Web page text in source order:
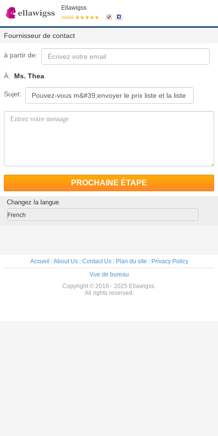
Ellawigss
Vérifié
Fournisseur de contact
à partir de:
À: Ms. Thea
Sujet:
PROCHAINE ÉTAPE
Changez la langue
French
Accueil About Us| Contact Us| Plan du site
Privacy Policy
Vue de bureau
Copyright © 2016 - 2025 Ellawigss.
All rights reserved.